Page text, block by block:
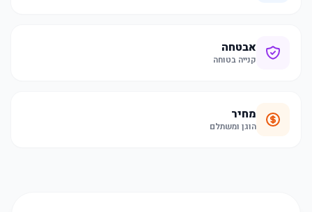
אבטחה
קנייה בטוחה
מחיר
הוגן ומשתלם